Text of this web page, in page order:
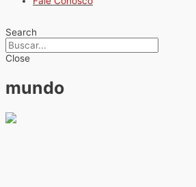
Search
Close
mundo